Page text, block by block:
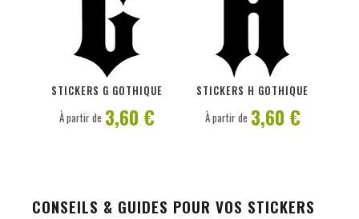
STICKERS G GOTHIQUE
PERSONNALISER
À partir de 3,60 €
STICKERS H GOTHIQUE
PERSONNALISER
À partir de 3,60 €
CONSEILS & GUIDES POUR VOS STICKERS